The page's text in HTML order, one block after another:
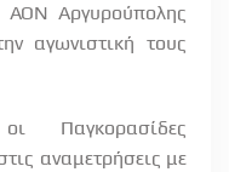
ΑΟΝ Αργυρούπολης
αγωνιστική τους
Παγκορασίδες
αναμετρήσεις με